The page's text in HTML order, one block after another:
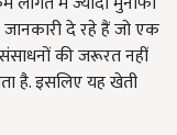
दे रहे हैं जो एक
की जरूरत नहीं
है. इसलिए यह खेती